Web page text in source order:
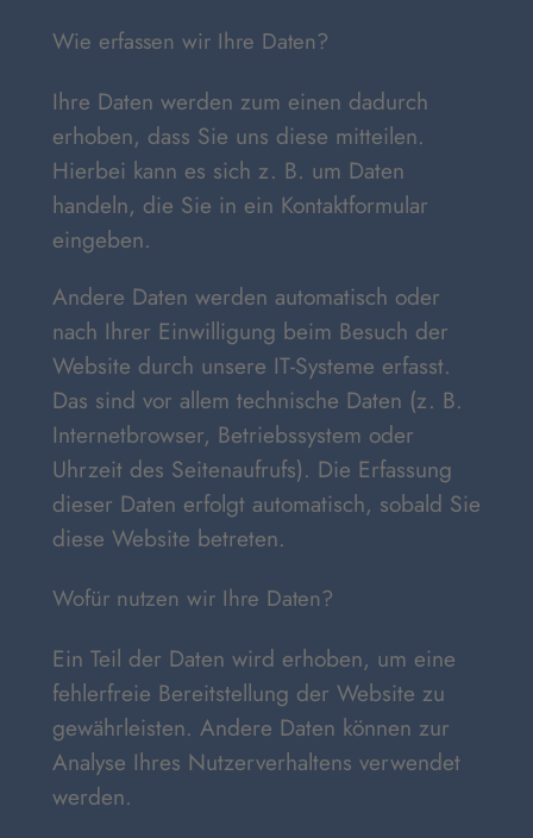
Wie erfassen wir Ihre Daten?
Ihre Daten werden zum einen dadurch
erhoben, dass Sie uns diese mitteilen.
Hierbei kann es sich z. B. um Daten
handeln, die Sie in ein Kontaktformular
eingeben.
Andere Daten werden automatisch oder
nach Ihrer Einwilligung beim Besuch der
Website durch unsere IT-Systeme erfasst.
Das sind vor allem technische Daten (z. B.
Internetbrowser, Betriebssystem oder
Uhrzeit des Seitenaufrufs). Die Erfassung
dieser Daten erfolgt automatisch, sobald Sie
diese Website betreten.
Wofür nutzen wir Ihre Daten?
Ein Teil der Daten wird erhoben, um eine
fehlerfreie Bereitstellung der Website zu
gewährleisten. Andere Daten können zur
Analyse Ihres Nutzerverhaltens verwendet
werden.